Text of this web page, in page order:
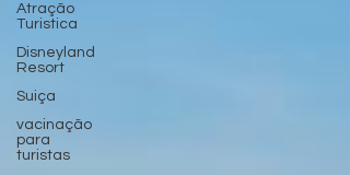
Atração
Turistica
Disneyland
Resort
Suiça
vacinação
para
turistas